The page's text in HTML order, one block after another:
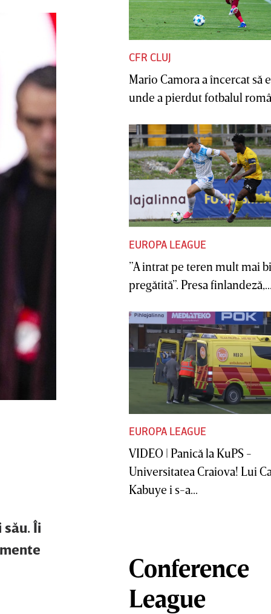
Îi
CFR CLUJ
Mario Camora a încercat să
unde a pierdut fotbalul
EUROPA LEAGUE
”A intrat pe teren mult mai
pregătită”. Presa
EUROPA LEAGUE
VIDEO | Panică la KuPS -
Universitatea Craiova! Lui
Kabuye i s-a...
Conference
League